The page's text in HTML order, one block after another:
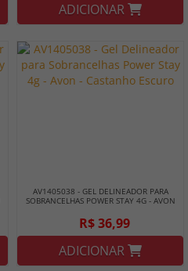
ADICIONAR
AV1405038 - GEL DELINEADOR PARA
SOBRANCELHAS POWER STAY 4G - AVON
R$ 36,99
ADICIONAR